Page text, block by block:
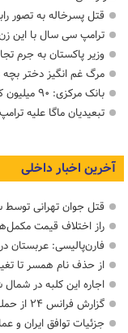
قتل پسرخاله به تصور
ترامپ سی سال با این
وزیر پاکستان به جرم
مرگ غم انگیز دختر بچه
بانک مرکزی: ۹۰ میلیون کیف پول برای ایرانی ها ساخته شد
تبعیدیان ماگا علیه
آخرین اخبار داخلی
قتل جوان تهرانی توسط
راز اختلاف قیمت
فارن‌پالیسی: عربستان
از حذف نام همسر تا
اجاره این کلبه در شمال شبی ۸۱ میلیون
گزارش فرانس ۲۴ از حمله اسرائیل به عبادتگاه یهودیان در تهران
جزئیات توافق ایران و